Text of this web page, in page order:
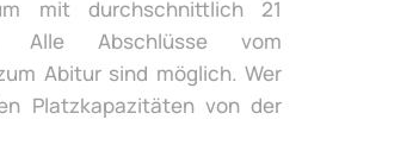
mit durchschnittlich 21
Alle Abschlüsse vom
Abitur sind möglich. Wer
Platzkapazitäten von der